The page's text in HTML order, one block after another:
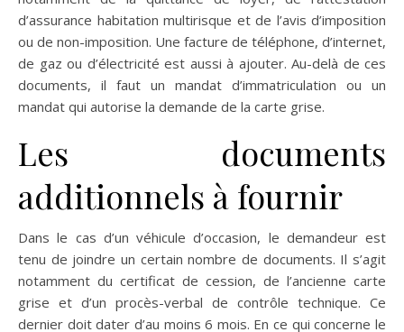
d’assurance habitation multirisque et de l’avis d’imposition
ou de non-imposition. Une facture de téléphone, d’internet,
de gaz ou d’électricité est aussi à ajouter. Au-delà de ces
documents, il faut un mandat d’immatriculation ou un
mandat qui autorise la demande de la carte grise.
Les documents
additionnels à fournir
Dans le cas d’un véhicule d’occasion, le demandeur est
tenu de joindre un certain nombre de documents. Il s’agit
notamment du certificat de cession, de l’ancienne carte
grise et d’un procès-verbal de contrôle technique. Ce
dernier doit dater d’au moins 6 mois. En ce qui concerne le